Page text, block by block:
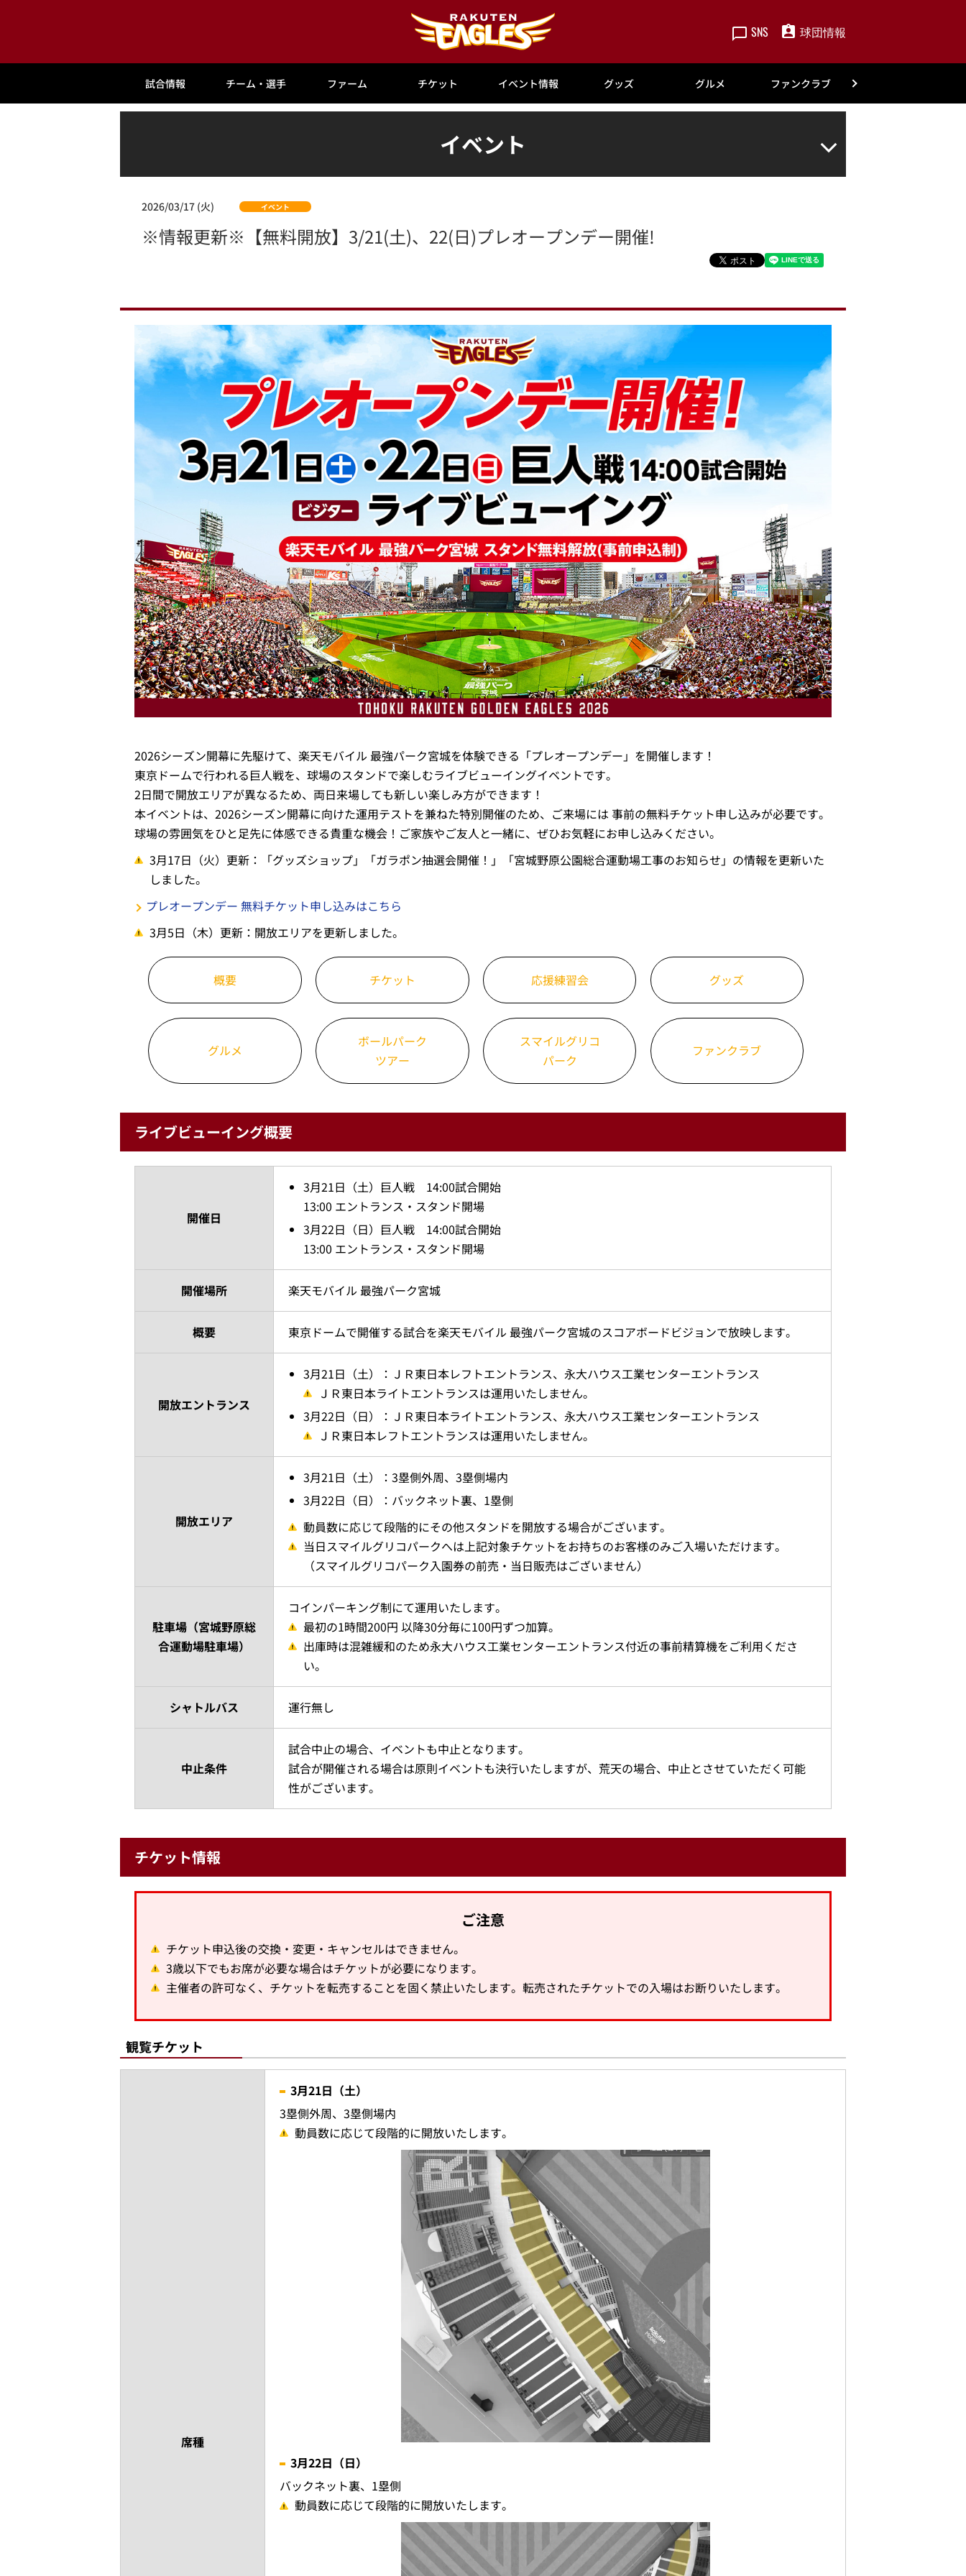
SNS 球団情報
試合情報 チーム・選手 ファーム チケット イベント情報 グッズ グルメ ファンクラブ
イベント
2026/03/17 (火) イベント
※情報更新※【無料開放】3/21(土)、22(日)プレオープンデー開催!
2026シーズン開幕に先駆けて、楽天モバイル 最強パーク宮城を体験できる「プレオープンデー」を開催します！
東京ドームで行われる巨人戦を、球場のスタンドで楽しむライブビューイングイベントです。
2日間で開放エリアが異なるため、両日来場しても新しい楽しみ方ができます！
本イベントは、2026シーズン開幕に向けた運用テストを兼ねた特別開催のため、ご来場には 事前の無料チケット申し込みが必要です。
球場の雰囲気をひと足先に体感できる貴重な機会！ご家族やご友人と一緒に、ぜひお気軽にお申し込みください。
3月17日（火）更新：「グッズショップ」「ガラポン抽選会開催！」「宮城野原公園総合運動場工事のお知らせ」の情報を更新いた
しました。
プレオープンデー 無料チケット申し込みはこちら
3月5日（木）更新：開放エリアを更新しました。
概要 チケット 応援練習会 グッズ
グルメ
ボールパーク
ツアー
スマイルグリコ
パーク
ファンクラブ
ライブビューイング概要
開催日
3月21日（土）巨人戦 14:00試合開始
13:00 エントランス・スタンド開場
3月22日（日）巨人戦 14:00試合開始
13:00 エントランス・スタンド開場
開催場所 楽天モバイル 最強パーク宮城
概要 東京ドームで開催する試合を楽天モバイル 最強パーク宮城のスコアボードビジョンで放映します。
開放エントランス
3月21日（土）：ＪＲ東日本レフトエントランス、永大ハウス工業センターエントランス
ＪＲ東日本ライトエントランスは運用いたしません。
3月22日（日）：ＪＲ東日本ライトエントランス、永大ハウス工業センターエントランス
ＪＲ東日本レフトエントランスは運用いたしません。
開放エリア
3月21日（土）：3塁側外周、3塁側場内
3月22日（日）：バックネット裏、1塁側
動員数に応じて段階的にその他スタンドを開放する場合がございます。
当日スマイルグリコパークへは上記対象チケットをお持ちのお客様のみご入場いただけます。
（スマイルグリコパーク入園券の前売・当日販売はございません）
駐車場（宮城野原総
合運動場駐車場）
コインパーキング制にて運用いたします。
最初の1時間200円 以降30分毎に100円ずつ加算。
出庫時は混雑緩和のため永大ハウス工業センターエントランス付近の事前精算機をご利用くださ
い。
シャトルバス 運行無し
中止条件
試合中止の場合、イベントも中止となります。
試合が開催される場合は原則イベントも決行いたしますが、荒天の場合、中止とさせていただく可能
性がございます。
チケット情報
ご注意
チケット申込後の交換・変更・キャンセルはできません。
3歳以下でもお席が必要な場合はチケットが必要になります。
主催者の許可なく、チケットを転売することを固く禁止いたします。転売されたチケットでの入場はお断りいたします。
観覧チケット
席種
3月21日（土）
3塁側外周、3塁側場内
動員数に応じて段階的に開放いたします。
3月22日（日）
バックネット裏、1塁側
動員数に応じて段階的に開放いたします。